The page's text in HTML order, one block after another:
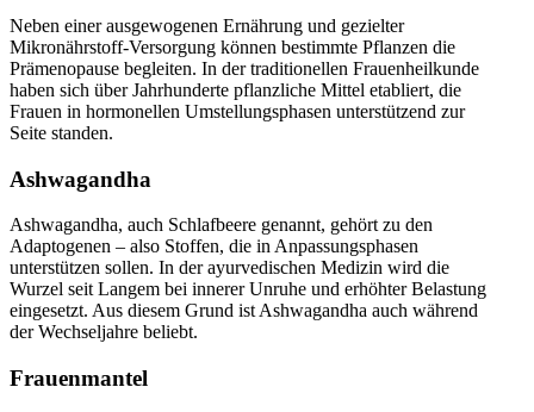
Neben einer ausgewogenen Ernährung und gezielter
Mikronährstoff-Versorgung können bestimmte Pflanzen die
Prämenopause begleiten. In der traditionellen Frauenheilkunde
haben sich über Jahrhunderte pflanzliche Mittel etabliert, die
Frauen in hormonellen Umstellungsphasen unterstützend zur
Seite standen.
Ashwagandha
Ashwagandha, auch Schlafbeere genannt, gehört zu den
Adaptogenen – also Stoffen, die in Anpassungsphasen
unterstützen sollen. In der ayurvedischen Medizin wird die
Wurzel seit Langem bei innerer Unruhe und erhöhter Belastung
eingesetzt. Aus diesem Grund ist Ashwagandha auch während
der Wechseljahre beliebt.
Frauenmantel